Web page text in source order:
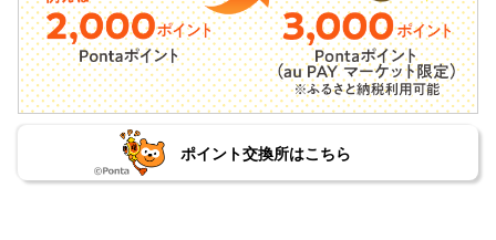
ポイント交換所はこちら